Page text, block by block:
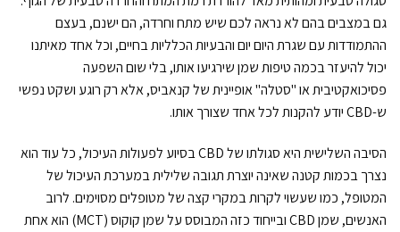
גם במצבים בהם לא נראה לכם שיש מתח וחרדה, הם ישנם, בעצם
ההתמודדות עם שגרת היום יום והבעיות הכלליות בחיים, וכל אחד מאיתנו
יכול להיעזר בכמה טיפות שמן שירגיעו אותו, בלי שום השפעה
פסיכואקטיבית או "סטלה" אופיינית של קנאביס, אלא רק רוגע ושקט נפשי
ש-CBD יודע להקנות לכל אחד שצורך אותו.
הסיבה השלישית היא סגולתו של CBD בסיוע לפעולות העיכול, כל עוד הוא
נצרך בכמות קטנה שאינה יוצרת תגובה שלילית במערכת העיכול של
המטופל, כמו שעשוי לקרות במקרי קצה של מטופלים מסוימים. לרוב
האנשים, שמן CBD ובייחוד כזה המבוסס על שמן קוקוס (MCT) הוא אחת